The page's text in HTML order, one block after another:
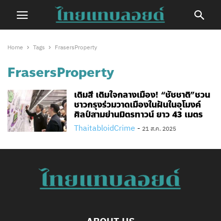
Home Tags FrasersProperty
FrasersProperty
เติมสี เติมใจกลางเมือง! “ชัชชาติ”ชวน
ชาวกรุงร่วมวาดเมืองในฝันในอุโมงค์
ศิลป์สามย่านมิตรทาวน์ ยาว 43 เมตร
ThaitabloidCrime - 21 ส.ค. 2025